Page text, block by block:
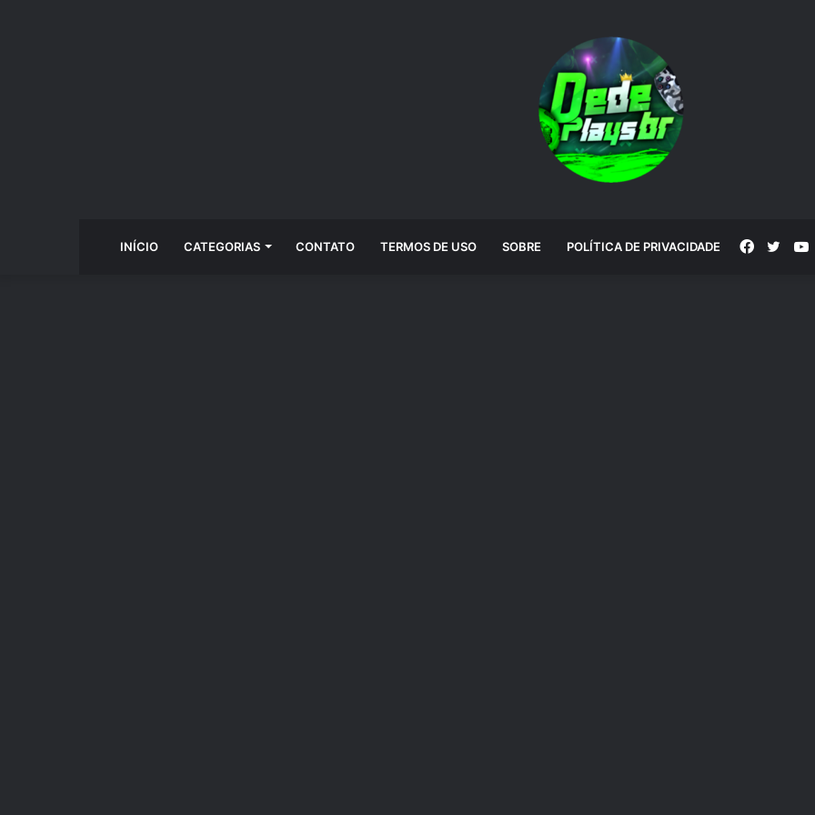
INÍCIO CATEGORIAS CONTATO TERMOS DE USO SOBRE POLÍTICA DE PRIVACIDADE Facebook